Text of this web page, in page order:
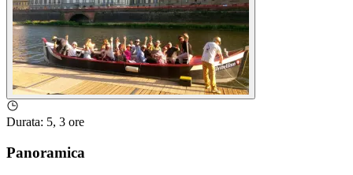
Durata: 5, 3 ore
Panoramica